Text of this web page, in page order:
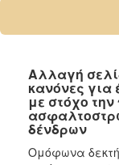
2024
2022
2021
2020
2019
Αλλαγή
κανόνες για
με στόχο
δένδρων
Ομόφωνα δεκτή